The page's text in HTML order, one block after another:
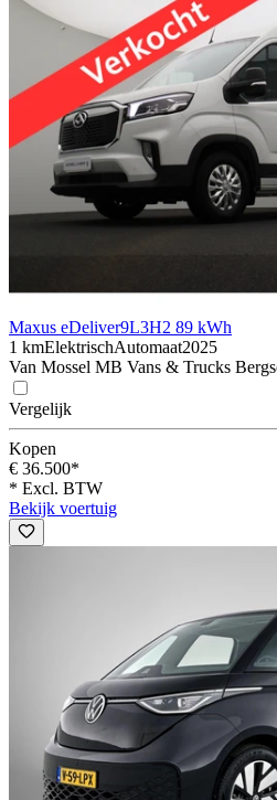
Maxus eDeliver9L3H2 89 kWh
1 kmElektrischAutomaat2025
Van Mossel MB Vans & Trucks
Vergelijk
Kopen
€ 36.500*
* Excl. BTW
Bekijk voertuig